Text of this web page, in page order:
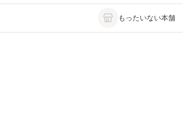
もったいない本舗